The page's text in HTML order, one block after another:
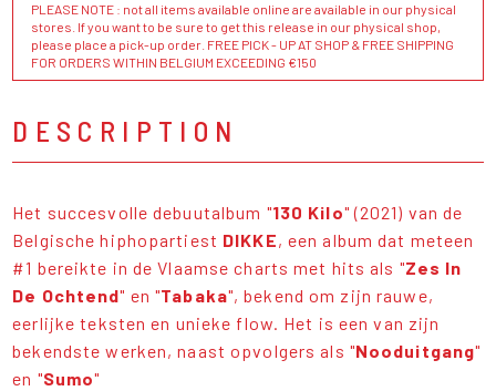
PLEASE NOTE : not all items available online are available in our physical
stores. If you want to be sure to get this release in our physical shop,
please place a pick-up order. FREE PICK - UP AT SHOP & FREE SHIPPING
FOR ORDERS WITHIN BELGIUM EXCEEDING €150
DESCRIPTION
Het succesvolle debuutalbum "130 Kilo" (2021) van de
Belgische hiphopartiest DIKKE, een album dat meteen
#1 bereikte in de Vlaamse charts met hits als "Zes In
De Ochtend" en "Tabaka", bekend om zijn rauwe,
eerlijke teksten en unieke flow. Het is een van zijn
bekendste werken, naast opvolgers als "Nooduitgang"
en "Sumo"